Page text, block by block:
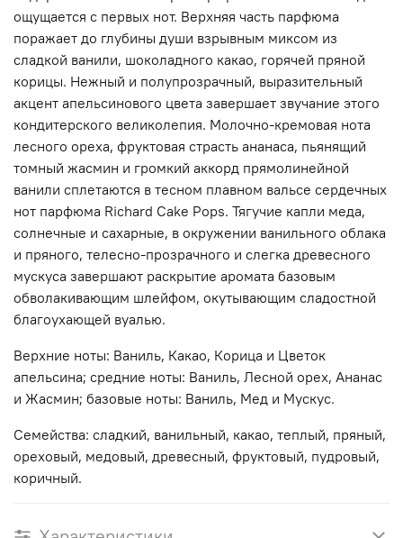
ощущается с первых нот. Верхняя часть парфюма
поражает до глубины души взрывным миксом из
сладкой ванили, шоколадного какао, горячей пряной
корицы. Нежный и полупрозрачный, выразительный
акцент апельсинового цвета завершает звучание этого
кондитерского великолепия. Молочно-кремовая нота
лесного ореха, фруктовая страсть ананаса, пьянящий
томный жасмин и громкий аккорд прямолинейной
ванили сплетаются в тесном плавном вальсе сердечных
нот парфюма Richard Cake Pops. Тягучие капли меда,
солнечные и сахарные, в окружении ванильного облака
и пряного, телесно-прозрачного и слегка древесного
мускуса завершают раскрытие аромата базовым
обволакивающим шлейфом, окутывающим сладостной
благоухающей вуалью.
Верхние ноты: Ваниль, Какао, Корица и Цветок
апельсина; средние ноты: Ваниль, Лесной орех, Ананас
и Жасмин; базовые ноты: Ваниль, Мед и Мускус.
Семейства: сладкий, ванильный, какао, теплый, пряный,
ореховый, медовый, древесный, фруктовый, пудровый,
коричный.